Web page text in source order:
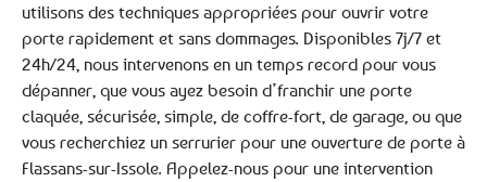
utilisons des techniques appropriées pour ouvrir votre
porte rapidement et sans dommages. Disponibles 7j/7 et
24h/24, nous intervenons en un temps record pour vous
dépanner, que vous ayez besoin d’franchir une porte
claquée, sécurisée, simple, de coffre-fort, de garage, ou que
vous recherchiez un serrurier pour une ouverture de porte à
Flassans-sur-Issole. Appelez-nous pour une intervention